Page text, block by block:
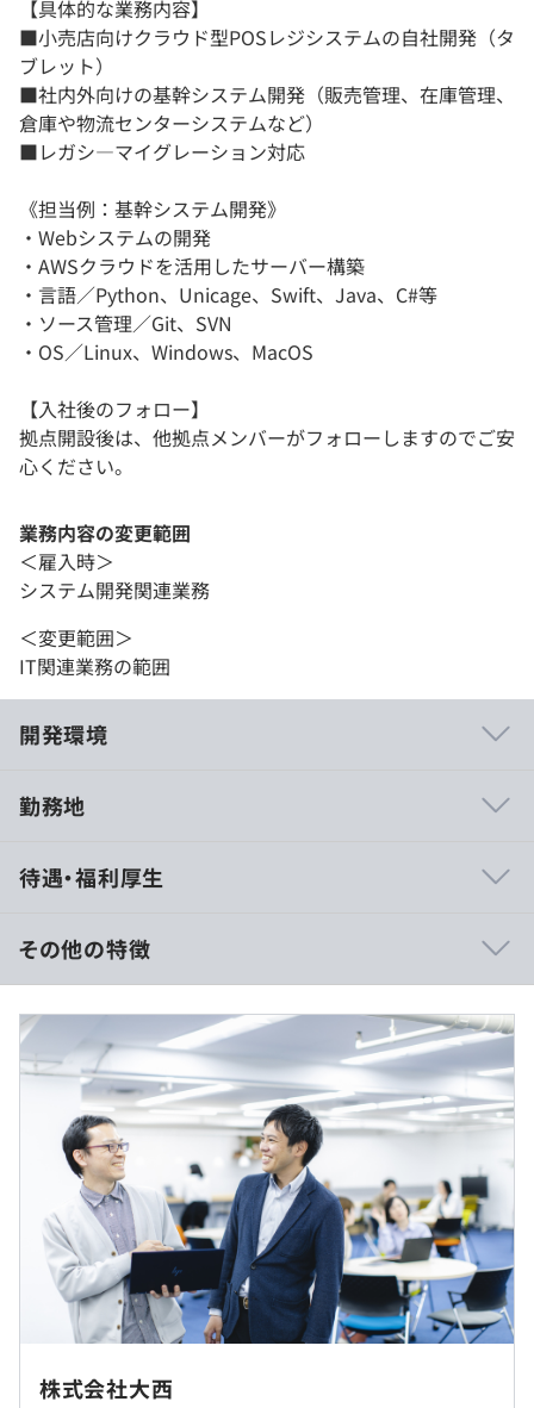
【具体的な業務内容】
■小売店向けクラウド型POSレジシステムの自社開発（タ
ブレット）
■社内外向けの基幹システム開発（販売管理、在庫管理、
倉庫や物流センターシステムなど）
■レガシ―マイグレーション対応
《担当例：基幹システム開発》
・Webシステムの開発
・AWSクラウドを活用したサーバー構築
・言語／Python、Unicage、Swift、Java、C#等
・ソース管理／Git、SVN
・OS／Linux、Windows、MacOS
【入社後のフォロー】
拠点開設後は、他拠点メンバーがフォローしますのでご安
心ください。
業務内容の変更範囲
＜雇入時＞
システム開発関連業務
＜変更範囲＞
IT関連業務の範囲
開発環境
・管理職研修
・社外セミナー受講補助
・資格取得補助
相談の上、ご希望のマシンを支給いたします。
勤務地
※ご採用となった場合、株式会社大西で雇用し、GROWIT
株式会社へ出向となります。
待遇・福利厚生
■年収：400万円～650万円
■月給：27万円～44万円程度
※経験・スキルにより変動します。
※資格手当は別途支給いたします。
（※想定年収 は年収提示額を保証するものではありません）
■9:00～17:45（所定労働時間：7時間45分）
休憩時間：休憩60分
その他の特徴
株式会社大西